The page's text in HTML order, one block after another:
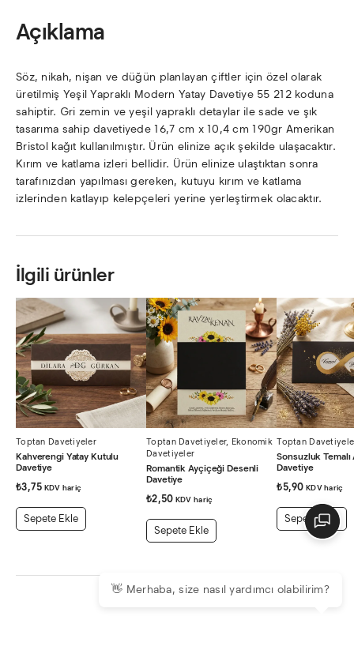
Açıklama
Söz, nikah, nişan ve düğün planlayan çiftler için özel olarak
üretilmiş Yeşil Yapraklı Modern Yatay Davetiye 55 212 koduna
sahiptir. Gri zemin ve yeşil yapraklı detaylar ile sade ve şık
tasarıma sahip davetiyede 16,7 cm x 10,4 cm 190gr Amerikan
Bristol kağıt kullanılmıştır. Ürün elinize açık şekilde ulaşacaktır.
Kırım ve katlama izleri bellidir. Ürün elinize ulaştıktan sonra
tarafınızdan yapılması gereken, kutuyu kırım ve katlama
izlerinden katlayıp kelepçeleri yerine yerleştirmek olacaktır.
İlgili ürünler
Toptan Davetiyeler
Kahverengi Yatay Kutulu
Davetiye
₺3,75 KDV hariç
Sepete Ekle
Toptan Davetiyeler, Ekonomik
Davetiyeler
Romantik Ayçiçeği Desenli
Davetiye
₺2,50 KDV hariç
Sepete Ekle
Toptan
Sonsuzluk Temalı
Davetiye
₺5,90 KDV hariç
Sepete Ekle
👋 Merhaba, size nasıl yardımcı olabilirim?